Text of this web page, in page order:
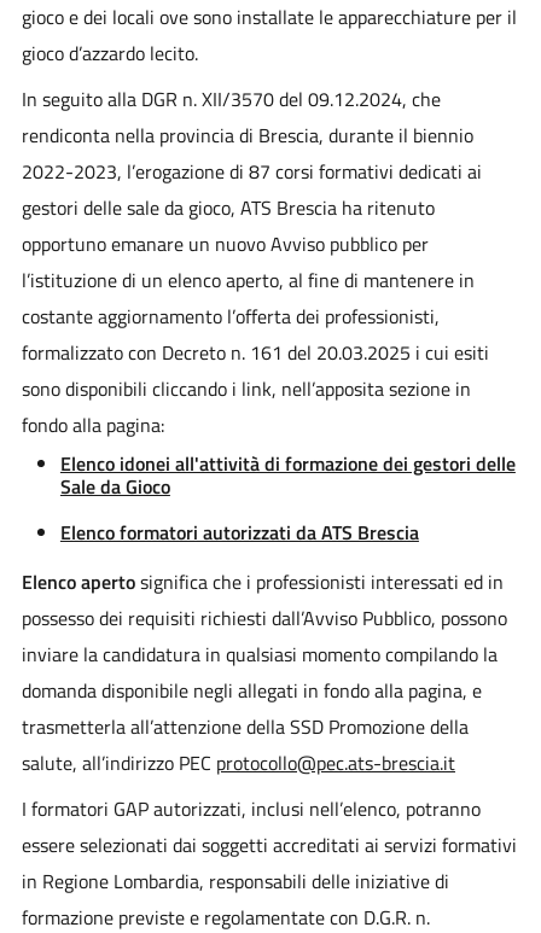
gioco e dei locali ove sono installate le apparecchiature per il
gioco d’azzardo lecito.
In seguito alla DGR n. XII/3570 del 09.12.2024, che
rendiconta nella provincia di Brescia, durante il biennio
2022-2023, l’erogazione di 87 corsi formativi dedicati ai
gestori delle sale da gioco, ATS Brescia ha ritenuto
opportuno emanare un nuovo Avviso pubblico per
l’istituzione di un elenco aperto, al fine di mantenere in
costante aggiornamento l’offerta dei professionisti,
formalizzato con Decreto n. 161 del 20.03.2025 i cui esiti
sono disponibili cliccando i link, nell’apposita sezione in
fondo alla pagina:
Elenco idonei all'attività di formazione dei gestori delle
Sale da Gioco
Elenco formatori autorizzati da ATS Brescia
Elenco apertosignifica che i professionisti interessati ed in
possesso dei requisiti richiesti dall’Avviso Pubblico, possono
inviare la candidatura in qualsiasi momento compilando la
domanda disponibile negli allegati in fondo alla pagina, e
trasmetterla all’attenzione della SSD Promozione della
salute, all’indirizzo PEC protocollo@pec.ats-brescia.it
I formatori GAP autorizzati, inclusi nell’elenco, potranno
essere selezionati dai soggetti accreditati ai servizi formativi
in Regione Lombardia, responsabili delle iniziative di
formazione previste e regolamentate con D.G.R. n.